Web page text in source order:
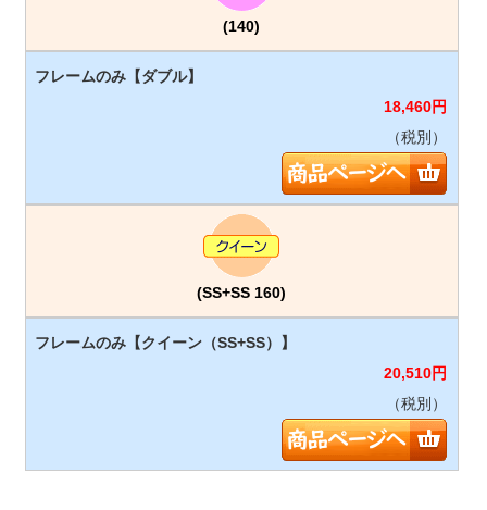
(140)
18,460円
（税別）
(SS+SS 160)
20,510円
（税別）